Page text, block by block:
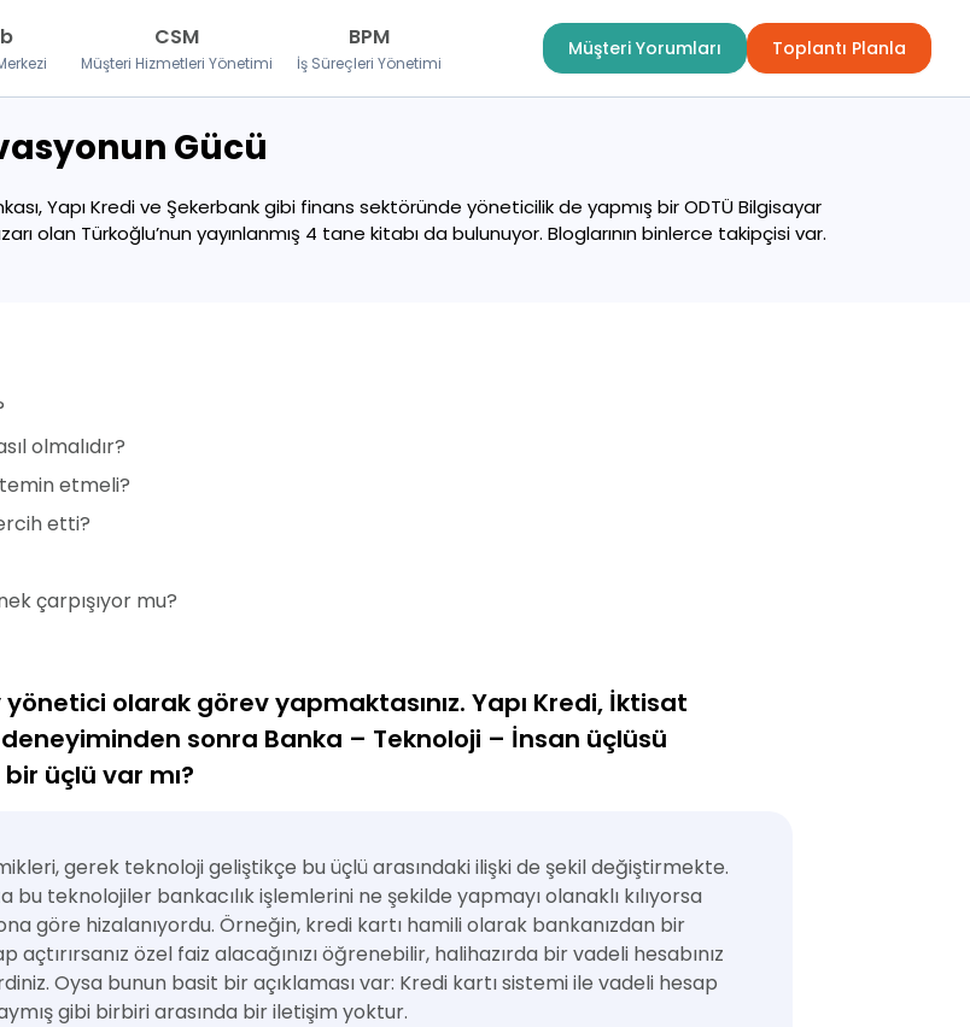
CSM
Müşteri Hizmetleri Yönetimi
BPM
İş Süreçleri Yönetimi
Müşteri Yorumları Toplantı Planla
Gücü
Yapı Kredi ve Şekerbank gibi finans sektöründe yöneticilik de yapmış bir ODTÜ Bilgisayar
olan Türkoğlu’nun yayınlanmış 4 tane kitabı da bulunuyor. Bloglarının binlerce takipçisi var.
olmalıdır?
temin etmeli?
etti?
çarpışıyor mu?
olarak görev yapmaktasınız. Yapı Kredi, İktisat
sonra Banka – Teknoloji – İnsan üçlüsü
üçlü var mı?
gerek teknoloji geliştikçe bu üçlü arasındaki ilişki de şekil değiştirmekte.
bu teknolojiler bankacılık işlemlerini ne şekilde yapmayı olanaklı kılıyorsa
göre hizalanıyordu. Örneğin, kredi kartı hamili olarak bankanızdan bir
özel faiz alacağınızı öğrenebilir, halihazırda bir vadeli hesabınız
Oysa bunun basit bir açıklaması var: Kredi kartı sistemi ile vadeli hesap
gibi birbiri arasında bir iletişim yoktur.